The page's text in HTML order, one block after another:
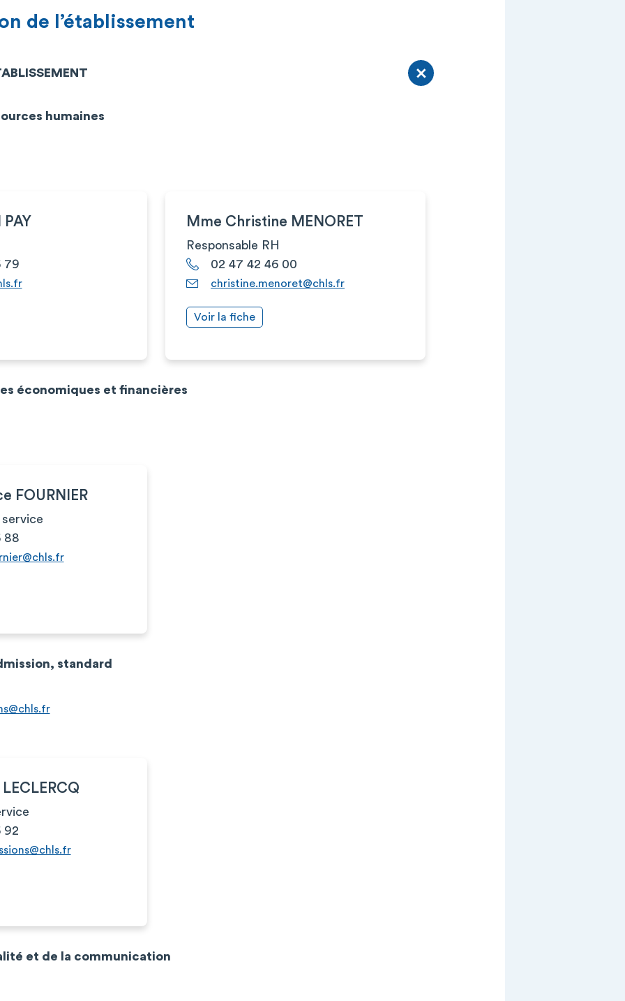
de l’établissement
humaines
79
Mme Christine MENORET
Responsable RH
02 47 42 46 00
christine.menoret@chls.fr
Voir la fiche
économiques et financières
FOURNIER
88
standard
92
et de la communication